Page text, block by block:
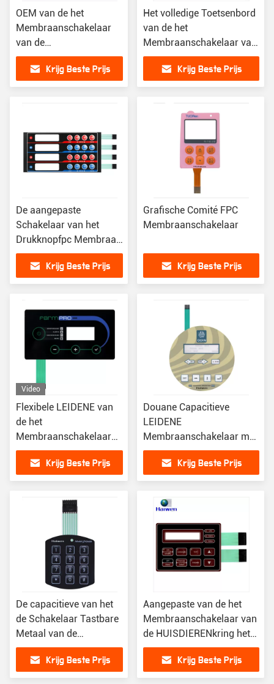
OEM van de het
Membraanschakelaar
van de
HUISDIERENkring de
Douaneontwerp met
Metaalkoepel
Krijg Beste Prijs
Het volledige Toetsenbord
van de het
Membraanschakelaar van
de Pakkingsverbinding
FPC voor Elektrisch
Apparaat
Krijg Beste Prijs
De aangepaste
Schakelaar van het
Drukknopfpc Membraan
Waterdicht met leiden
Krijg Beste Prijs
Grafische Comité FPC
Membraanschakelaar
Krijg Beste Prijs
Video
Flexibele LEIDENE van
de het
Membraanschakelaar
van FPC Backlight
Ingebedde Verlichte
Membraanschakelaar
Krijg Beste Prijs
Douane Capacitieve
LEIDENE
Membraanschakelaar met
het Toetsenbord van de
Aanrakingsknoop
Krijg Beste Prijs
De capacitieve van het
de Schakelaar Tastbare
Metaal van de
Membraanaanraking
Schakelaar van het de
Koepelmembraan
Krijg Beste Prijs
Aangepaste van de het
Membraanschakelaar van
de HUISDIERENkring het
Schermdruk met LEDs
Krijg Beste Prijs